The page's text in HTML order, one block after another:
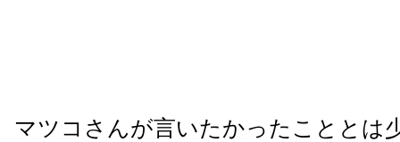
マツコさんが言いたかったこととは